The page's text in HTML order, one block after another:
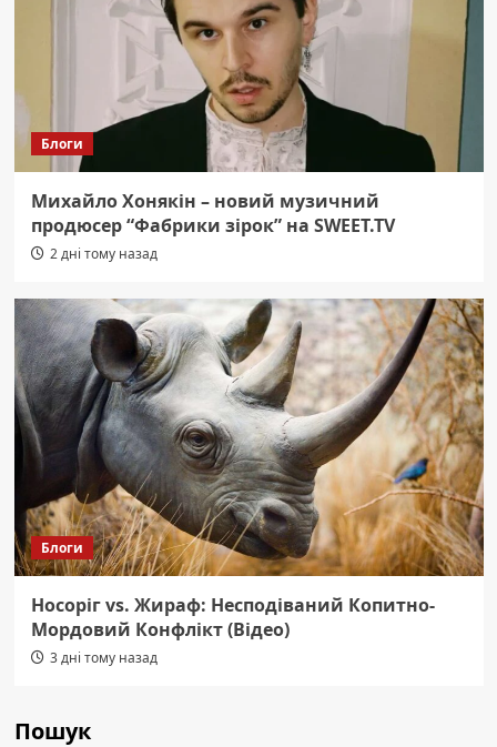
Блоги
Михайло Хонякін – новий музичний
продюсер “Фабрики зірок” на SWEET.TV
2 дні тому назад
Блоги
Носоріг vs. Жираф: Несподіваний Копитно-
Мордовий Конфлікт (Відео)
3 дні тому назад
Пошук